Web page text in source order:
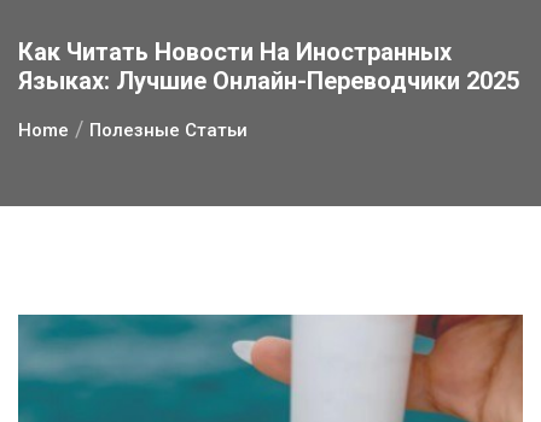
Как Читать Новости На Иностранных
Языках: Лучшие Онлайн-Переводчики 2025
Home Полезные Статьи